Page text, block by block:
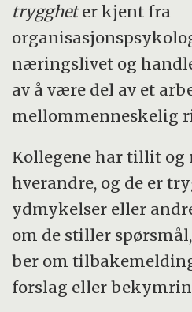
tryggheter kjent fra
næringslivet og
av å være del av et
mellommenneskelig
Kollegene har tillit og
hverandre, og de er
ydmykelser eller
om de stiller
ber om
forslag eller